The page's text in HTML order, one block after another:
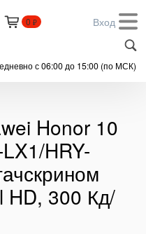
0 ₽ Вход
+7 (999) 305-61-91
с 06:00 до 15:00 (по МСК)
Honor 10
HRY-
HD, 300 Кд/